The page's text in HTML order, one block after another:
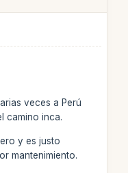
veces a Perú
camino inca.
y es justo
mantenimiento.